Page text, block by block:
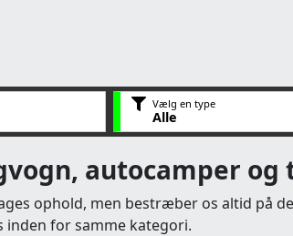
Vælg en type
Alle
autocamper og
ophold, men bestræber os altid på
inden for samme kategori.